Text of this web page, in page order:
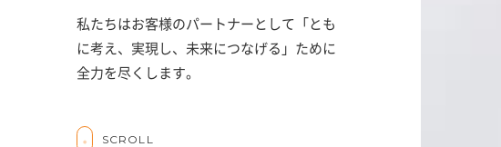
私たちはお客様のパートナーとして「とも
に考え、実現し、未来につなげる」ために
全力を尽くします。
SCROLL